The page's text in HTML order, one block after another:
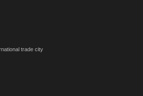
trade city